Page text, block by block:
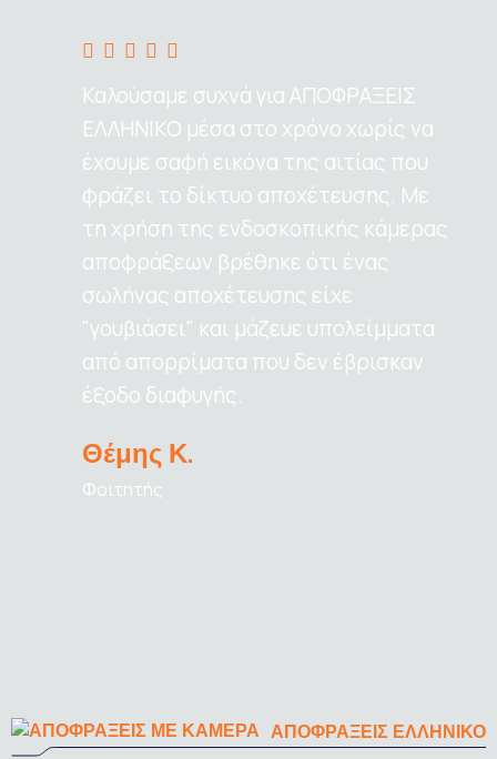
Καλούσαμε συχνά για ΑΠΟΦΡΑΞΕΙΣ
ΕΛΛΗΝΙΚΟ μέσα στο χρόνο χωρίς να
έχουμε σαφή εικόνα της αιτίας που
φράζει το δίκτυο αποχέτευσης. Με
τη χρήση της ενδοσκοπικής κάμερας
αποφράξεων βρέθηκε ότι ένας
σωλήνας αποχέτευσης είχε
"γουβιάσει" και μάζευε υπολείμματα
από απορρίματα που δεν έβρισκαν
έξοδο διαφυγής.
Θέμης Κ.
Φοιτητής
ΑΠΟΦΡΑΞΕΙΣ ΕΛΛΗΝΙΚΟ